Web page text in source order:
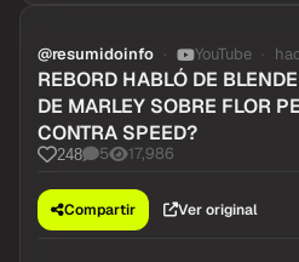
@resumidoinfo YouTube
REBORD HABLÓ DE
DE MARLEY SOBRE FLOR
CONTRA SPEED?
248 5 17,986
Compartir Ver original